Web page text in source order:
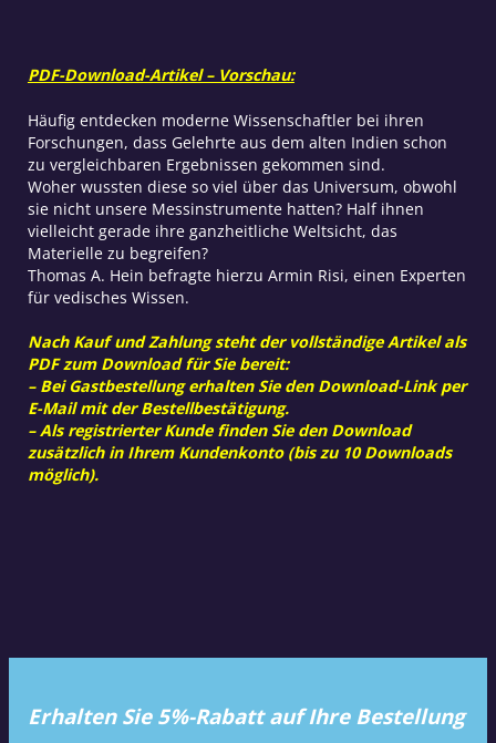
PDF-Download-Artikel – Vorschau:
Häufig entdecken moderne Wissenschaftler bei ihren
Forschungen, dass Gelehrte aus dem alten Indien schon
zu vergleichbaren Ergebnissen gekommen sind.
Woher wussten diese so viel über das Universum, obwohl
sie nicht unsere Messinstrumente hatten? Half ihnen
vielleicht gerade ihre ganzheitliche Weltsicht, das
Materielle zu begreifen?
Thomas A. Hein befragte hierzu Armin Risi, einen Experten
für vedisches Wissen.
Nach Kauf und Zahlung steht der vollständige Artikel als
PDF zum Download für Sie bereit:
– Bei Gastbestellung erhalten Sie den Download-Link per
E-Mail mit der Bestellbestätigung.
– Als registrierter Kunde finden Sie den Download
zusätzlich in Ihrem Kundenkonto (bis zu 10 Downloads
möglich).
Erhalten Sie 5%-Rabatt auf Ihre Bestellung